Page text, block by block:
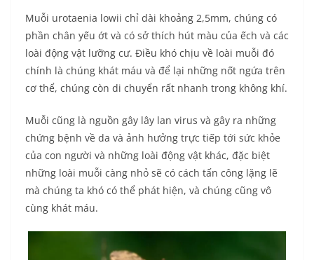
Muỗi urotaenia lowii chỉ dài khoảng 2,5mm, chúng có
phần chân yếu ớt và có sở thích hút màu của ếch và các
loài động vật lưỡng cư. Điều khó chịu về loài muỗi đó
chính là chúng khát máu và để lại những nốt ngứa trên
cơ thể, chúng còn di chuyển rất nhanh trong không khí.
Muỗi cũng là nguồn gây lây lan virus và gây ra những
chứng bệnh về da và ảnh hưởng trực tiếp tới sức khỏe
của con người và những loài động vật khác, đặc biệt
những loài muỗi càng nhỏ sẽ có cách tấn công lặng lẽ
mà chúng ta khó có thể phát hiện, và chúng cũng vô
cùng khát máu.